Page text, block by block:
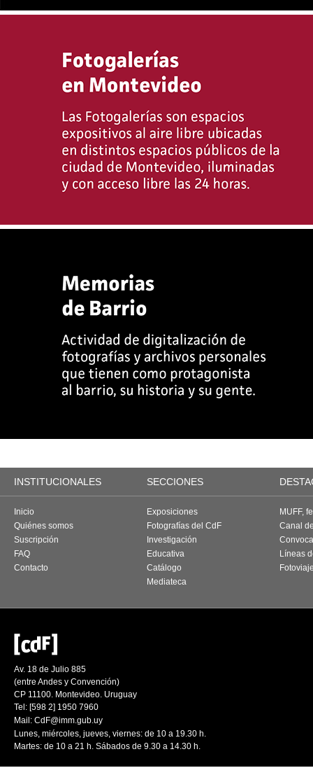
INSTITUCIONALES SECCIONES
Inicio
Quiénes somos
Suscripción
FAQ
Contacto
Exposiciones
Fotografías del CdF
Investigación
Educativa
Catálogo
Mediateca
MUFF,
Canal
Líneas
Av. 18 de Julio 885
(entre Andes y Convención)
CP 11100. Montevideo. Uruguay
Tel: [598 2] 1950 7960
Mail: CdF@imm.gub.uy
Lunes, miércoles, jueves, viernes: de 10 a 19.30 h.
Martes: de 10 a 21 h. Sábados de 9.30 a 14.30 h.